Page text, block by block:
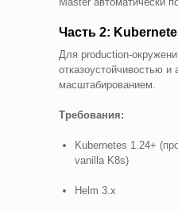
Часть 2:
Для production-
отказоустойчивостью и
масштабированием.
Требования:
Kubernetes 1.24+
vanilla K8s)
Helm 3.x